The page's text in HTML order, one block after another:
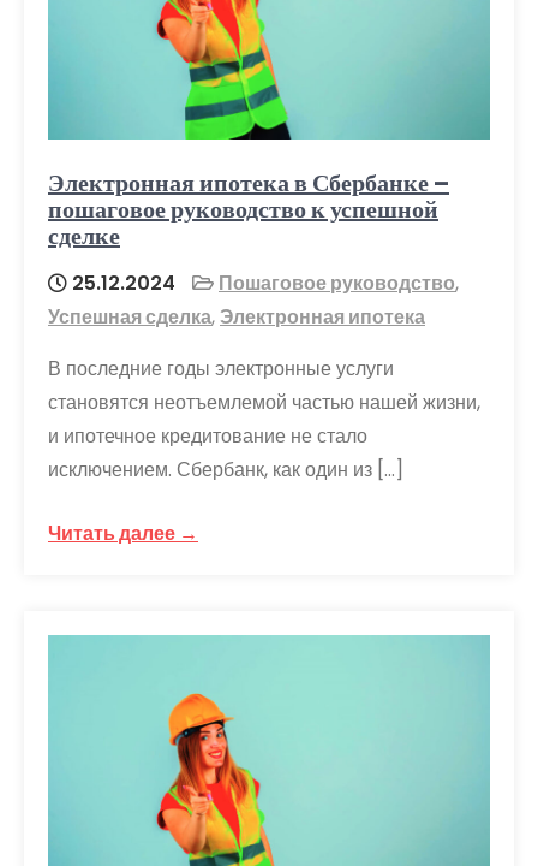
Электронная ипотека в Сбербанке –
пошаговое руководство к успешной
сделке
25.12.2024 Пошаговое руководство,
Успешная сделка, Электронная ипотека
В последние годы электронные услуги
становятся неотъемлемой частью нашей жизни,
и ипотечное кредитование не стало
исключением. Сбербанк, как один из […]
Читать далее →